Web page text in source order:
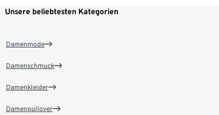
Unsere beliebtesten Kategorien
Damenmode
Damenschmuck
Damenkleider
Damenpullover